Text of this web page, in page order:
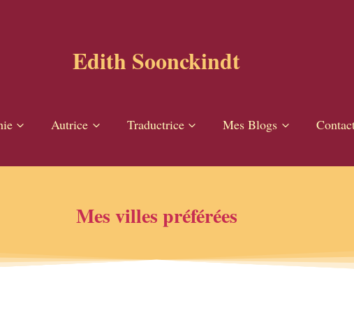
Edith Soonckindt
Autrice Traductrice Mes Blogs
Mes villes préférées